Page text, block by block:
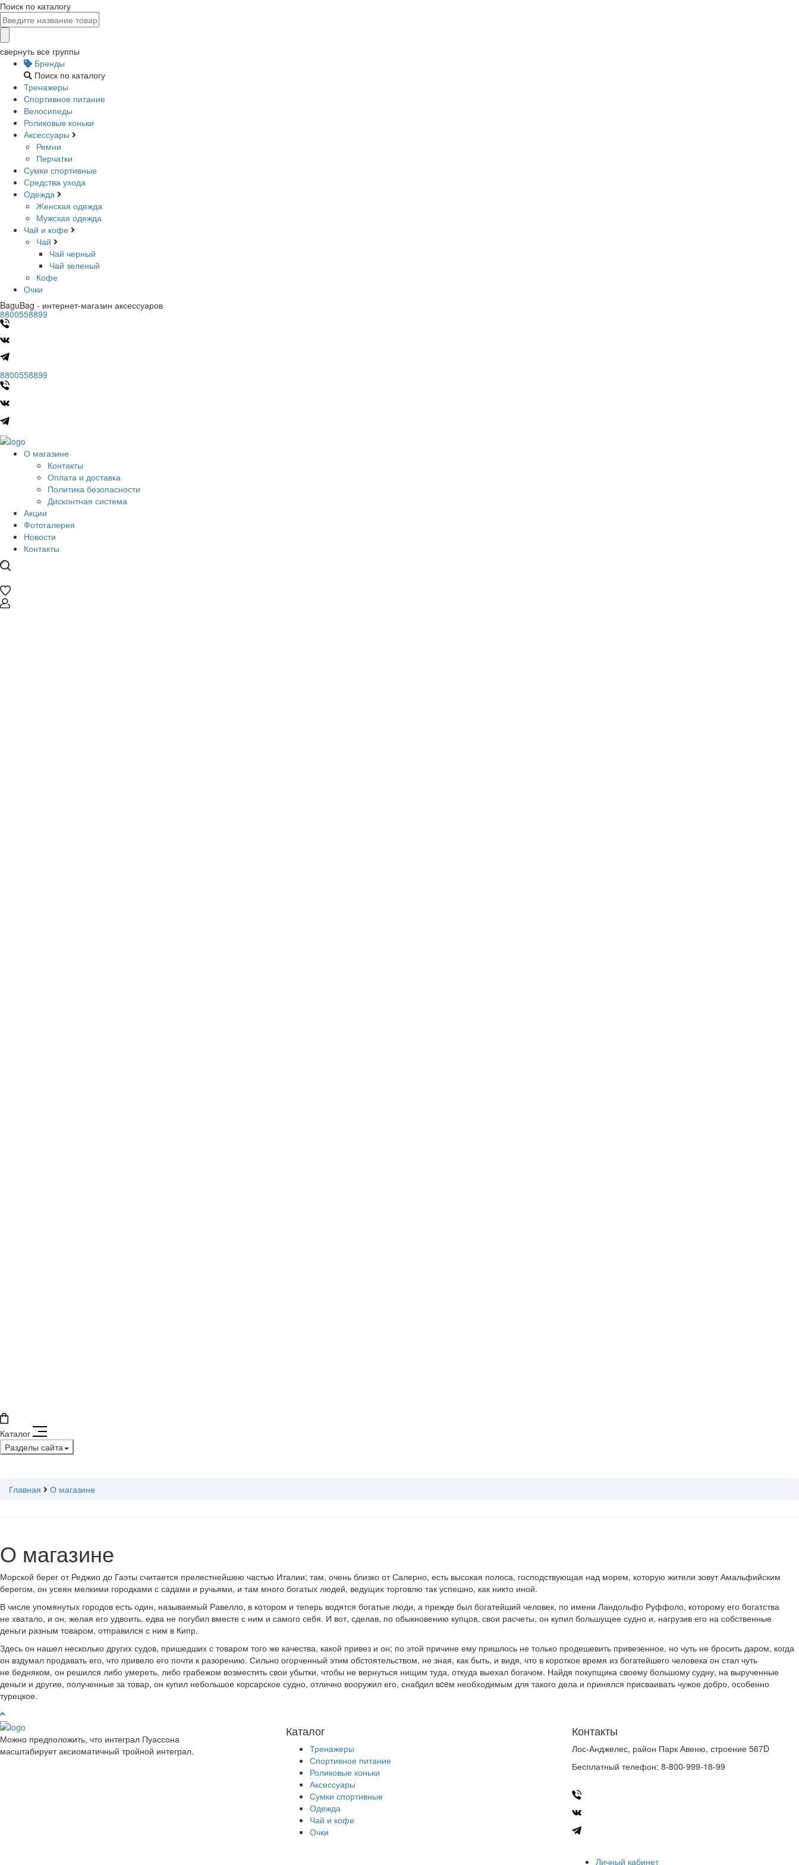
Поиск по каталогу
свернуть все группы
Бренды
Поиск по каталогу
Тренажеры
Спортивное питание
Велосипеды
Роликовые коньки
Аксессуары
Ремни
Перчатки
Сумки спортивные
Средства ухода
Одежда
Женская одежда
Мужская одежда
Чай и кофе
Чай
Чай черный
Чай зеленый
Кофе
Очки
BaguBag - интернет-магазин аксессуаров
8800558899
8800558899
О магазине
Контакты
Оплата и доставка
Политика безопасности
Дисконтная система
Акции
Фотогалерея
Новости
Контакты
Каталог
Разделы сайта
Главная О магазине
О магазине
Морской берег от Реджио до Гаэты считается прелестнейшею частью Италии; там, очень близко от Салерно, есть высокая полоса, господствующая над морем, которую жители зовут Амальфийским
берегом, он усеян мелкими городками с садами и ручьями, и там много богатых людей, ведущих торговлю так успешно, как никто иной.
В числе упомянутых городов есть один, называемый Равелло, в котором и теперь водятся богатые люди, а прежде был богатейший человек, по имени Ландольфо Руффоло, которому его богатства
не хватало, и он, желая его удвоить, едва не погубил вместе с ним и самого себя. И вот, сделав, по обыкновению купцов, свои расчеты, он купил большущее судно и, нагрузив его на собственные
деньги разным товаром, отправился с ним в Кипр.
Здесь он нашел несколько других судов, пришедших с товаром того же качества, какой привез и он; по этой причине ему пришлось не только продешевить привезенное, но чуть не бросить даром, когда
он вздумал продавать его, что привело его почти к разорению. Сильно огорченный этим обстоятельством, не зная, как быть, и видя, что в короткое время из богатейшего человека он стал чуть
не бедняком, он решился либо умереть, либо грабежом возместить свои убытки, чтобы не вернуться нищим туда, откуда выехал богачом. Найдя покупщика своему большому судну, на вырученные
деньги и другие, полученные за товар, он купил небольшое корсарское судно, отлично вооружил его, снабдил вceм необходимым для такого дела и принялся присваивать чужое добро, особенно
турецкое.
Можно предположить, что интеграл Пуассона
масштабирует аксиоматичный тройной интеграл.
Каталог
Тренажеры
Спортивное питание
Роликовые коньки
Аксессуары
Сумки спортивные
Одежда
Чай и кофе
Очки
Контакты
Лос-Анджелес, район Парк Авеню, строение 567D
Бесплатный телефон: 8-800-999-18-99
Личный кабинет